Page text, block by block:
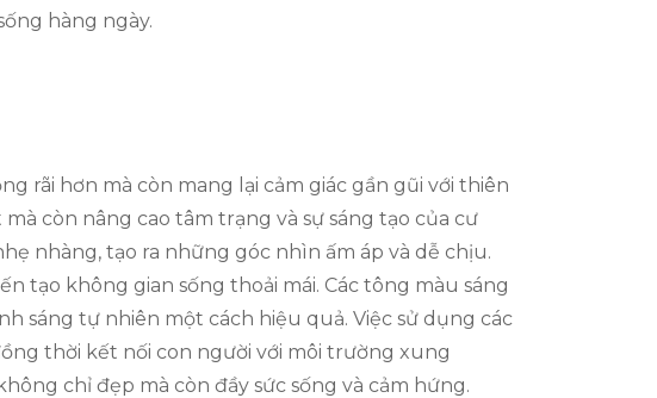
hàng ngày.
rãi hơn mà còn mang lại cảm giác gần gũi với thiên
còn nâng cao tâm trạng và sự sáng tạo của cư
nhàng, tạo ra những góc nhìn ấm áp và dễ chịu.
tạo không gian sống thoải mái. Các tông màu sáng
sáng tự nhiên một cách hiệu quả. Việc sử dụng các
thời kết nối con người với môi trường xung
chỉ đẹp mà còn đầy sức sống và cảm hứng.